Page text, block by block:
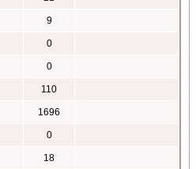
9
0
0
110
1696
0
18